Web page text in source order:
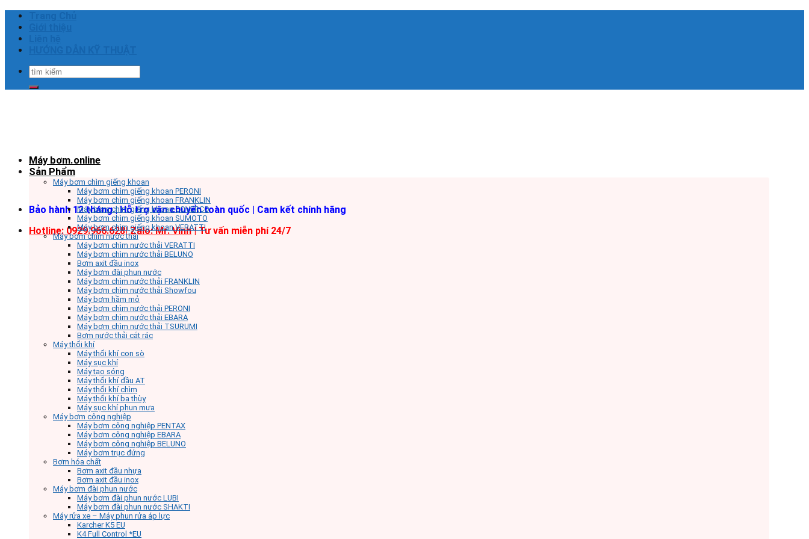
Skip
content
Tìm
Bảo hành 12 tháng | Hỗ trợ vận chuyển toàn quốc | Cam kết chính hãng
Hotline: 0929.966.628|Zalo: Mr. Vinh| Tư vấn miễn phí 24/7
Máy bơm.online
Sản Phẩm
Máy bơm chìm giếng khoan
Máy bơm chìm giếng khoan PERONI
Máy bơm chìm giếng khoan FRANKLIN
Máy bơm chìm giếng khoan COVERCO
Máy bơm chìm giếng khoan SUMOTO
Máy bơm chìm giếng khoan VERATTI
Máy bơm chìm nước thải
Máy bơm chìm nước thải VERATTI
Máy bơm chìm nước thải BELUNO
Bơm axit đầu inox
Máy bơm đài phun nước
Máy bơm chìm nước thải FRANKLIN
Máy bơm chìm nước thải Showfou
Máy bơm hầm mỏ
Máy bơm chìm nước thải PERONI
Máy bơm chìm nước thải EBARA
Máy bơm chìm nước thải TSURUMI
Bơm nước thải cắt rác
Máy thổi khí
Máy thổi khí con sò
Máy sục khí
Máy tạo sóng
Máy thổi khí đầu AT
Máy thổi khí chìm
Máy thổi khí ba thùy
Máy sục khí phun mưa
Máy bơm công nghiệp
Máy bơm công nghiệp PENTAX
Máy bơm công nghiệp EBARA
Máy bơm công nghiệp BELUNO
Máy bơm trục đứng
Bơm hóa chất
Bơm axit đầu nhựa
Bơm axit đầu inox
Máy bơm đài phun nước
Máy bơm đài phun nước LUBI
Máy bơm đài phun nước SHAKTI
Máy rửa xe – Máy phun rửa áp lực
Karcher K5 EU
K4 Full Control *EU